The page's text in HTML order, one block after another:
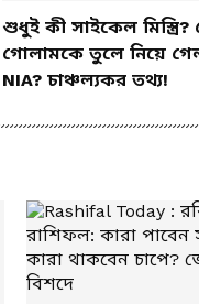
শুধুই কী সাইকেল মিস্ত্রি?
গোলামকে তুলে নিয়ে
NIA? চাঞ্চল্যকর তথ্য!